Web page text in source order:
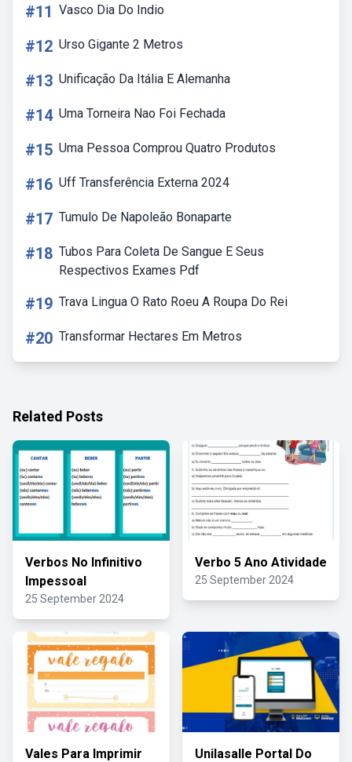
#11 Vasco Dia Do Indio
#12 Urso Gigante 2 Metros
#13 Unificação Da Itália E Alemanha
#14 Uma Torneira Nao Foi Fechada
#15 Uma Pessoa Comprou Quatro Produtos
#16 Uff Transferência Externa 2024
#17 Tumulo De Napoleão Bonaparte
#18 Tubos Para Coleta De Sangue E Seus
Respectivos Exames Pdf
#19 Trava Lingua O Rato Roeu A Roupa Do Rei
#20 Transformar Hectares Em Metros
Related Posts
Verbos No Infinitivo
Impessoal
25 September 2024
Verbo 5 Ano Atividade
25 September 2024
Vales Para Imprimir Unilasalle Portal Do